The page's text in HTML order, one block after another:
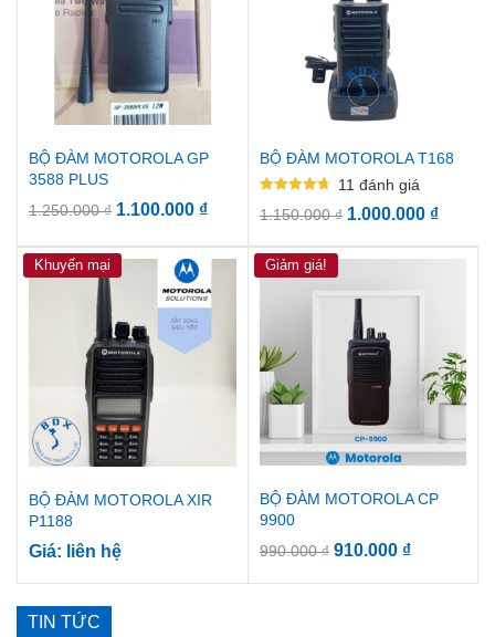
BỘ ĐÀM MOTOROLA GP
3588 PLUS
1.250.000₫ 1.100.000 ₫
BỘ ĐÀM MOTOROLA T168
hạng
5 sao
11 đánh giá
1.150.000₫ 1.000.000 ₫
Khuyến mại
BỘ ĐÀM MOTOROLA XIR
P1188
Giá: liên hệ
Giảm giá!
BỘ ĐÀM MOTOROLA CP
9900
990.000₫ 910.000 ₫
TIN TỨC